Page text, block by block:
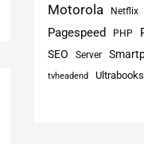
Motorola Netflix
Pagespeed PHP
SEO Server
tvheadend Ultrabooks